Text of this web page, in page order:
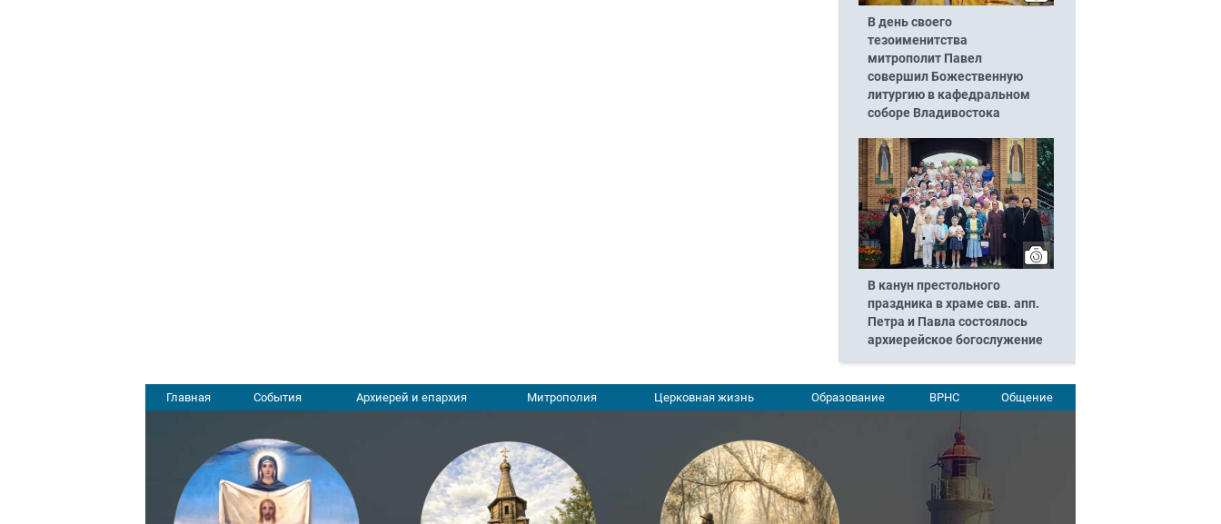
В день своего
тезоименитства
митрополит Павел
совершил Божественную
литургию в кафедральном
соборе Владивостока
В канун престольного
праздника в храме свв. апп.
Петра и Павла состоялось
архиерейское богослужение
Главная События Архиерей и епархия Митрополия Церковная жизнь Образование ВРНС Общение